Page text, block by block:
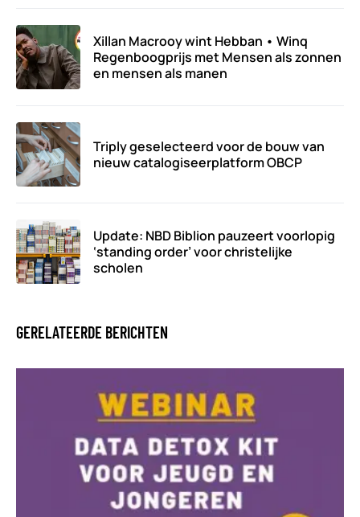
Xillan Macrooy wint Hebban • Winq
Regenboogprijs met Mensen als zonnen
en mensen als manen
Triply geselecteerd voor de bouw van
nieuw catalogiseerplatform OBCP
Update: NBD Biblion pauzeert voorlopig
‘standing order’ voor christelijke
scholen
GERELATEERDE BERICHTEN